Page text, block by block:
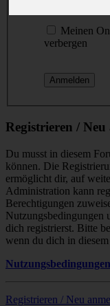
Meinen
verbergen
Registrieren / Neu
Du musst in diesem
können. Die
ermöglicht dir, auf
Administration kann
Berechtigungen
Nutzungsbedingungen
dich registrierst. Bitte
wenn du dich in
Nutzungsbedingungen
Registrieren / Neu